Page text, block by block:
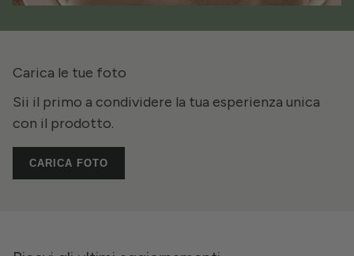
Carica le tue foto
Sii il primo a condividere la tua esperienza unica
con il prodotto.
CARICA FOTO